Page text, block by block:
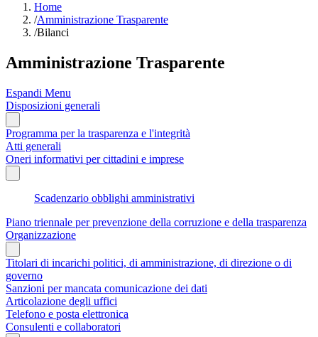
Home
/Amministrazione Trasparente
/Bilanci
Amministrazione Trasparente
Espandi Menu
Disposizioni generali
Programma per la trasparenza e l'integrità
Atti generali
Oneri informativi per cittadini e imprese
Scadenzario obblighi amministrativi
Piano triennale per prevenzione della corruzione e della trasparenza
Organizzazione
Titolari di incarichi politici, di amministrazione, di direzione o di
governo
Sanzioni per mancata comunicazione dei dati
Articolazione degli uffici
Telefono e posta elettronica
Consulenti e collaboratori